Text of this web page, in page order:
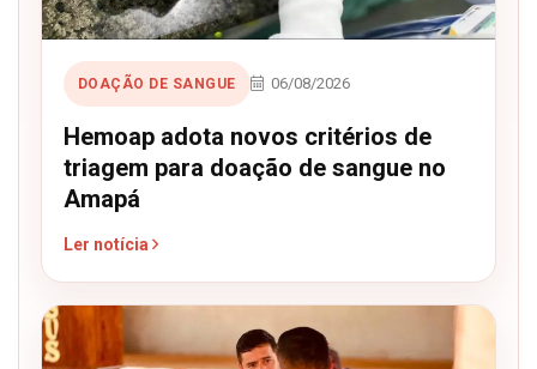
DOAÇÃO DE SANGUE 06/08/2026
Hemoap adota novos critérios de
triagem para doação de sangue no
Amapá
Ler notícia